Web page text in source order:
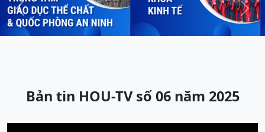
Previous Next
Bản tin HOU-TV số 06 năm 2025